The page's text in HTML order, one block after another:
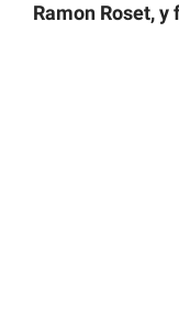
Ramon Roset,